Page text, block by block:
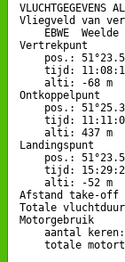
VLUCHTGEGEVENS
Vliegveld van
EBWE  Weelde
Vertrekpunt
pos.:
tijd:
    alti: -68 m
Ontkoppelpunt
pos.:
tijd:
    alti: 437 m
Landingspunt
pos.:
tijd:
    alti: -52 m
Afstand take-
Totale
Motorgebruik
aantal
totale